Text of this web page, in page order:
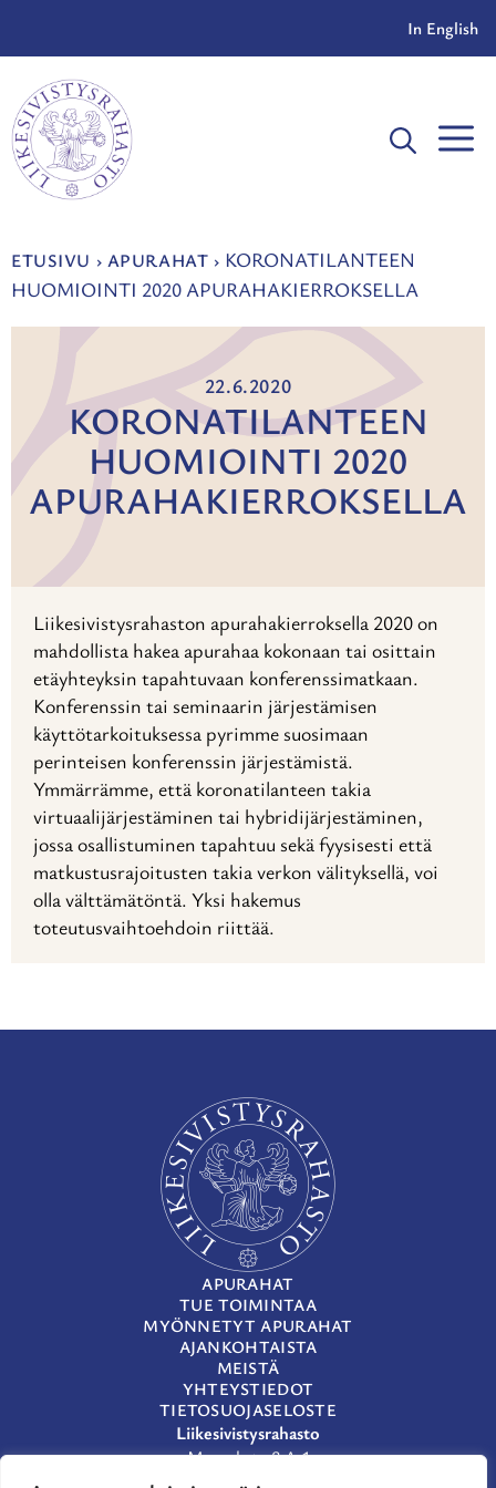
In English
ETUSIVU › APURAHAT › KORONATILANTEEN
HUOMIOINTI 2020 APURAHAKIERROKSELLA
22.6.2020
KORONATILANTEEN
HUOMIOINTI 2020
APURAHAKIERROKSELLA
Liikesivistysrahaston apurahakierroksella 2020 on
mahdollista hakea apurahaa kokonaan tai osittain
etäyhteyksin tapahtuvaan konferenssimatkaan.
Konferenssin tai seminaarin järjestämisen
käyttötarkoituksessa pyrimme suosimaan
perinteisen konferenssin järjestämistä.
Ymmärrämme, että koronatilanteen takia
virtuaalijärjestäminen tai hybridijärjestäminen,
jossa osallistuminen tapahtuu sekä fyysisesti että
matkustusrajoitusten takia verkon välityksellä, voi
olla välttämätöntä. Yksi hakemus
toteutusvaihtoehdoin riittää.
APURAHAT
TUE TOIMINTAA
MYÖNNETYT APURAHAT
AJANKOHTAISTA
MEISTÄ
YHTEYSTIEDOT
TIETOSUOJASELOSTE
Liikesivistysrahasto
Museokatu 8 A 1
00100 Helsinki